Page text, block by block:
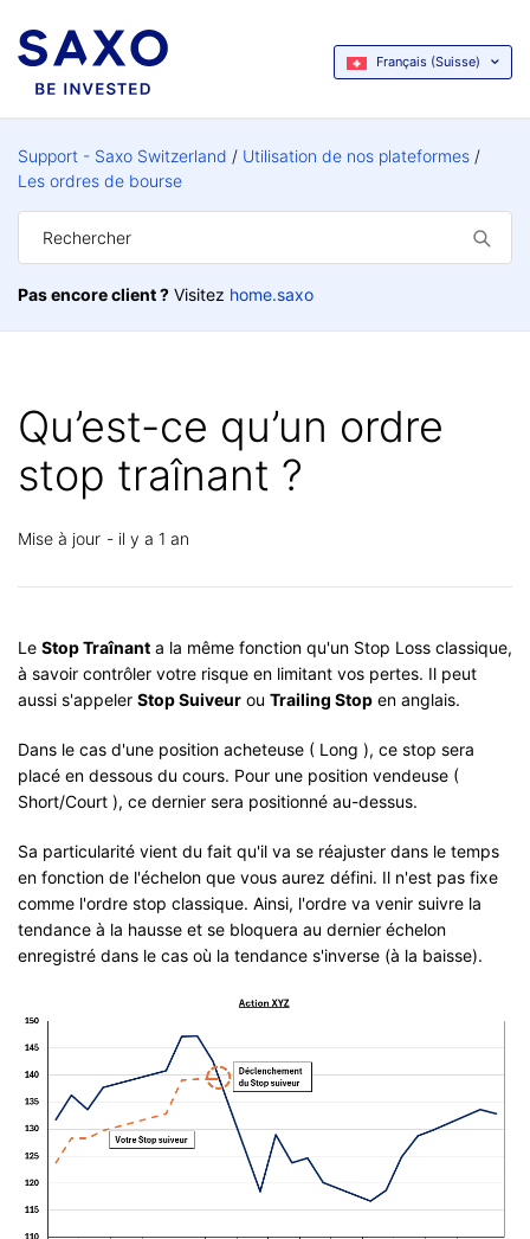
Français (Suisse)
Support - Saxo Switzerland
Utilisation de nos plateformes
Les ordres de bourse
Pas encore client ? Visitez home.saxo
Qu’est-ce qu’un ordre
stop traînant ?
Mise à jour il y a 1 an
Le Stop Traînant a la même fonction qu'un Stop Loss classique,
à savoir contrôler votre risque en limitant vos pertes. Il peut
aussi s'appeler Stop Suiveur ou Trailing Stop en anglais.
Dans le cas d'une position acheteuse ( Long ), ce stop sera
placé en dessous du cours. Pour une position vendeuse (
Short/Court ), ce dernier sera positionné au-dessus.
Sa particularité vient du fait qu'il va se réajuster dans le temps
en fonction de l'échelon que vous aurez défini. Il n'est pas fixe
comme l'ordre stop classique. Ainsi, l'ordre va venir suivre la
tendance à la hausse et se bloquera au dernier échelon
enregistré dans le cas où la tendance s'inverse (à la baisse).